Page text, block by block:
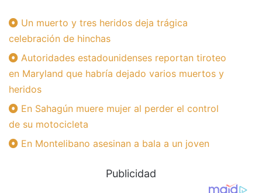
Un muerto y tres heridos deja trágica
celebración de hinchas
Autoridades estadounidenses reportan tiroteo
en Maryland que habría dejado varios muertos y
heridos
En Sahagún muere mujer al perder el control
de su motocicleta
En Montelibano asesinan a bala a un joven
Publicidad